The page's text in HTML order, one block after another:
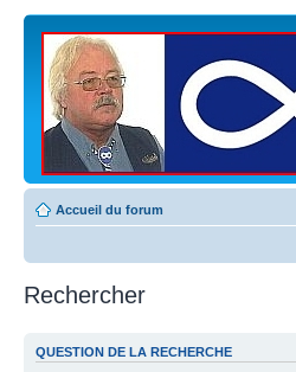
Accueil du forum
Rechercher
QUESTION DE LA RECHERCHE